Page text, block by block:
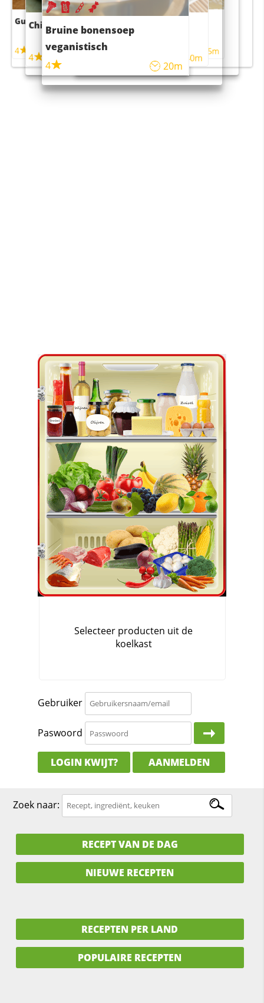
Gebruiker
Paswoord
LOGIN KWIJT? AANMELDEN
Guacamole
4
Chili con carne
4 45m
Bruine bonensoep
veganistisch
4
20m
Sushi rijstsalade
maaltijdsalade
40m
4 55m
Zoek naar:
RECEPT VAN DE DAG
NIEUWE RECEPTEN
RECEPTEN PER LAND
POPULAIRE RECEPTEN